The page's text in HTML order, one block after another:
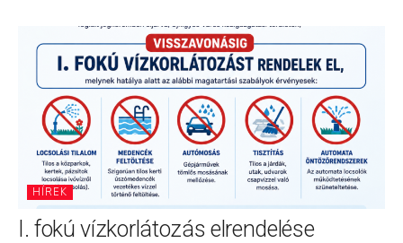
HÍREK
I. fokú vízkorlátozás elrendelése